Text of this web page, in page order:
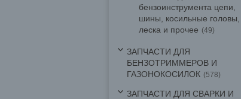
бензоинструмента цепи,
шины, косильные головы,
леска и прочее
49
ЗАПЧАСТИ ДЛЯ
БЕНЗОТРИММЕРОВ И
ГАЗОНОКОСИЛОК
578
ЗАПЧАСТИ ДЛЯ СВАРКИ И